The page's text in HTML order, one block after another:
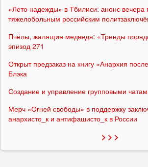
«Лето надежды» в Тбилиси: анонс вечера
тяжелобольным российским
Пчёлы, жалящие медведя: «Тренды
эпизод 271
Открыт предзаказ на книгу «Анархия
Блэка
Создание и управление групповыми
Мерч «Огней свободы» в поддержку
анархисто_к и антифашисто_к в России
> > >